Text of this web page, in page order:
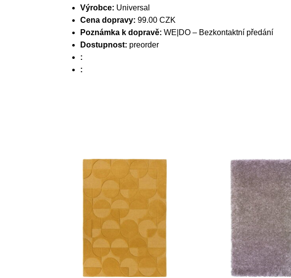
Výrobce: Universal
Cena dopravy: 99.00 CZK
Poznámka k dopravě: WE|DO – Bezkontaktní předání
Dostupnost: preorder
:
: